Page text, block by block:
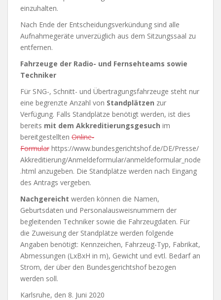
einzuhalten.
Nach Ende der Entscheidungsverkündung sind alle
Aufnahmegeräte unverzüglich aus dem Sitzungssaal zu
entfernen.
Fahrzeuge der Radio- und Fernsehteams sowie
Techniker
Für SNG-, Schnitt- und Übertragungsfahrzeuge steht nur
eine begrenzte Anzahl von Standplätzen zur
Verfügung. Falls Standplätze benötigt werden, ist dies
bereits mit dem Akkreditierungsgesuch im
bereitgestellten Online-
Formular https://www.bundesgerichtshof.de/DE/Presse/
Akkreditierung/Anmeldeformular/anmeldeformular_node
.html anzugeben. Die Standplätze werden nach Eingang
des Antrags vergeben.
Nachgereicht werden können die Namen,
Geburtsdaten und Personalausweisnummern der
begleitenden Techniker sowie die Fahrzeugdaten. Für
die Zuweisung der Standplätze werden folgende
Angaben benötigt: Kennzeichen, Fahrzeug-Typ, Fabrikat,
Abmessungen (LxBxH in m), Gewicht und evtl. Bedarf an
Strom, der über den Bundesgerichtshof bezogen
werden soll.
Karlsruhe, den 8. Juni 2020